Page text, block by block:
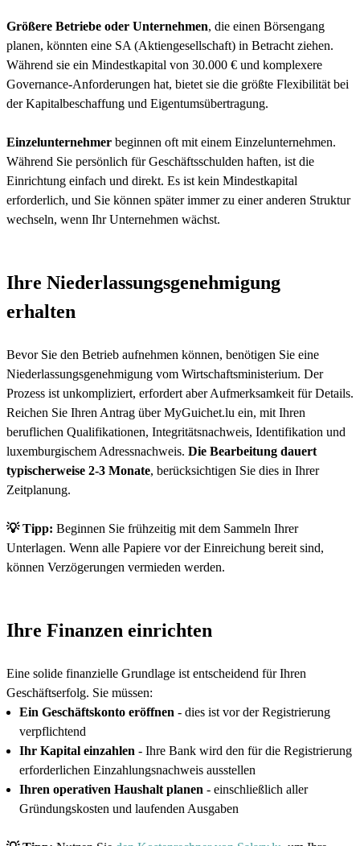
Größere Betriebe oder Unternehmen, die einen Börsengang
planen, könnten eine SA (Aktiengesellschaft) in Betracht ziehen.
Während sie ein Mindestkapital von 30.000 € und komplexere
Governance-Anforderungen hat, bietet sie die größte Flexibilität bei
der Kapitalbeschaffung und Eigentumsübertragung.
Einzelunternehmer beginnen oft mit einem Einzelunternehmen.
Während Sie persönlich für Geschäftsschulden haften, ist die
Einrichtung einfach und direkt. Es ist kein Mindestkapital
erforderlich, und Sie können später immer zu einer anderen Struktur
wechseln, wenn Ihr Unternehmen wächst.
Ihre Niederlassungsgenehmigung
erhalten
Bevor Sie den Betrieb aufnehmen können, benötigen Sie eine
Niederlassungsgenehmigung vom Wirtschaftsministerium. Der
Prozess ist unkompliziert, erfordert aber Aufmerksamkeit für Details.
Reichen Sie Ihren Antrag über MyGuichet.lu ein, mit Ihren
beruflichen Qualifikationen, Integritätsnachweis, Identifikation und
luxemburgischem Adressnachweis. Die Bearbeitung dauert
typischerweise 2-3 Monate, berücksichtigen Sie dies in Ihrer
Zeitplanung.
💡 Tipp: Beginnen Sie frühzeitig mit dem Sammeln Ihrer
Unterlagen. Wenn alle Papiere vor der Einreichung bereit sind,
können Verzögerungen vermieden werden.
Ihre Finanzen einrichten
Eine solide finanzielle Grundlage ist entscheidend für Ihren
Geschäftserfolg. Sie müssen:
Ein Geschäftskonto eröffnen - dies ist vor der Registrierung
verpflichtend
Ihr Kapital einzahlen - Ihre Bank wird den für die Registrierung
erforderlichen Einzahlungsnachweis ausstellen
Ihren operativen Haushalt planen - einschließlich aller
Gründungskosten und laufenden Ausgaben